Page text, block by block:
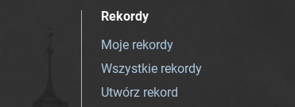
Rekordy
Moje rekordy
Wszystkie rekordy
Utwórz rekord